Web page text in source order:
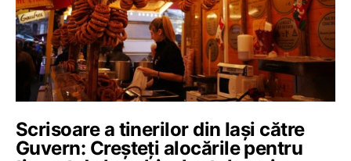
Scrisoare a tinerilor din Iași către
Guvern: Creșteți alocările pentru